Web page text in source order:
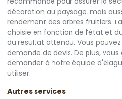
décoration au paysage, mais
rendement des arbres fruitiers.
choisie en fonction de l’état et
du résultat attendu. Vous
demande de devis. De plus,
demander à notre équipe
utiliser.
Autres services